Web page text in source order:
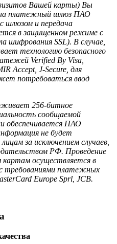
Вашей карты) Вы
на платежный шлюз ПАО
шлюзом и передача
в защищенном режиме с
шифрования SSL). В случае,
технологию безопасного
Verified By Visa,
Accept, J-Secure, для
потребоваться ввод
256-битное
сообщаемой
обеспечивается ПАО
не будет
за исключением случаев,
РФ. Проведение
осуществляется в
требованиями платежных
Europe Sprl, JCB.